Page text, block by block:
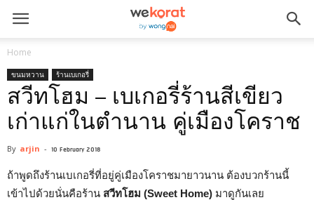
Home
ขนมหวาน ร้านเบเกอรี่
สวีทโฮม – เบเกอรี่ร้านสีเขียว
เก่าแก่ในตำนาน คู่เมืองโคราช
By arjin - 10 February 2018
ถ้าพูดถึงร้านเบเกอรี่ที่อยู่คู่เมืองโคราชมายาวนาน ต้องบวกร้านนี้
เข้าไปด้วยนั่นคือร้าน สวีทโฮม (Sweet Home) มาดูกันเลย